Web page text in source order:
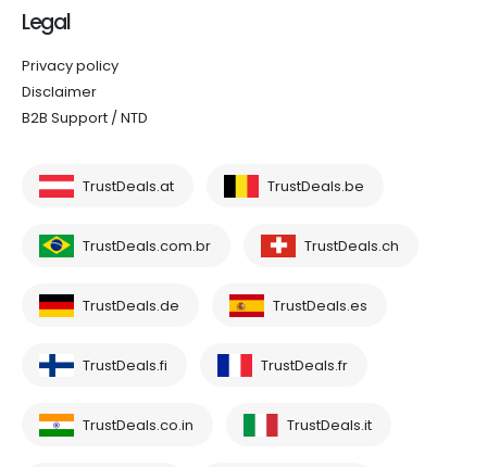
Legal
Privacy policy
Disclaimer
B2B Support / NTD
TrustDeals.at TrustDeals.be
TrustDeals.com.br TrustDeals.ch
TrustDeals.de TrustDeals.es
TrustDeals.fi TrustDeals.fr
TrustDeals.co.in TrustDeals.it